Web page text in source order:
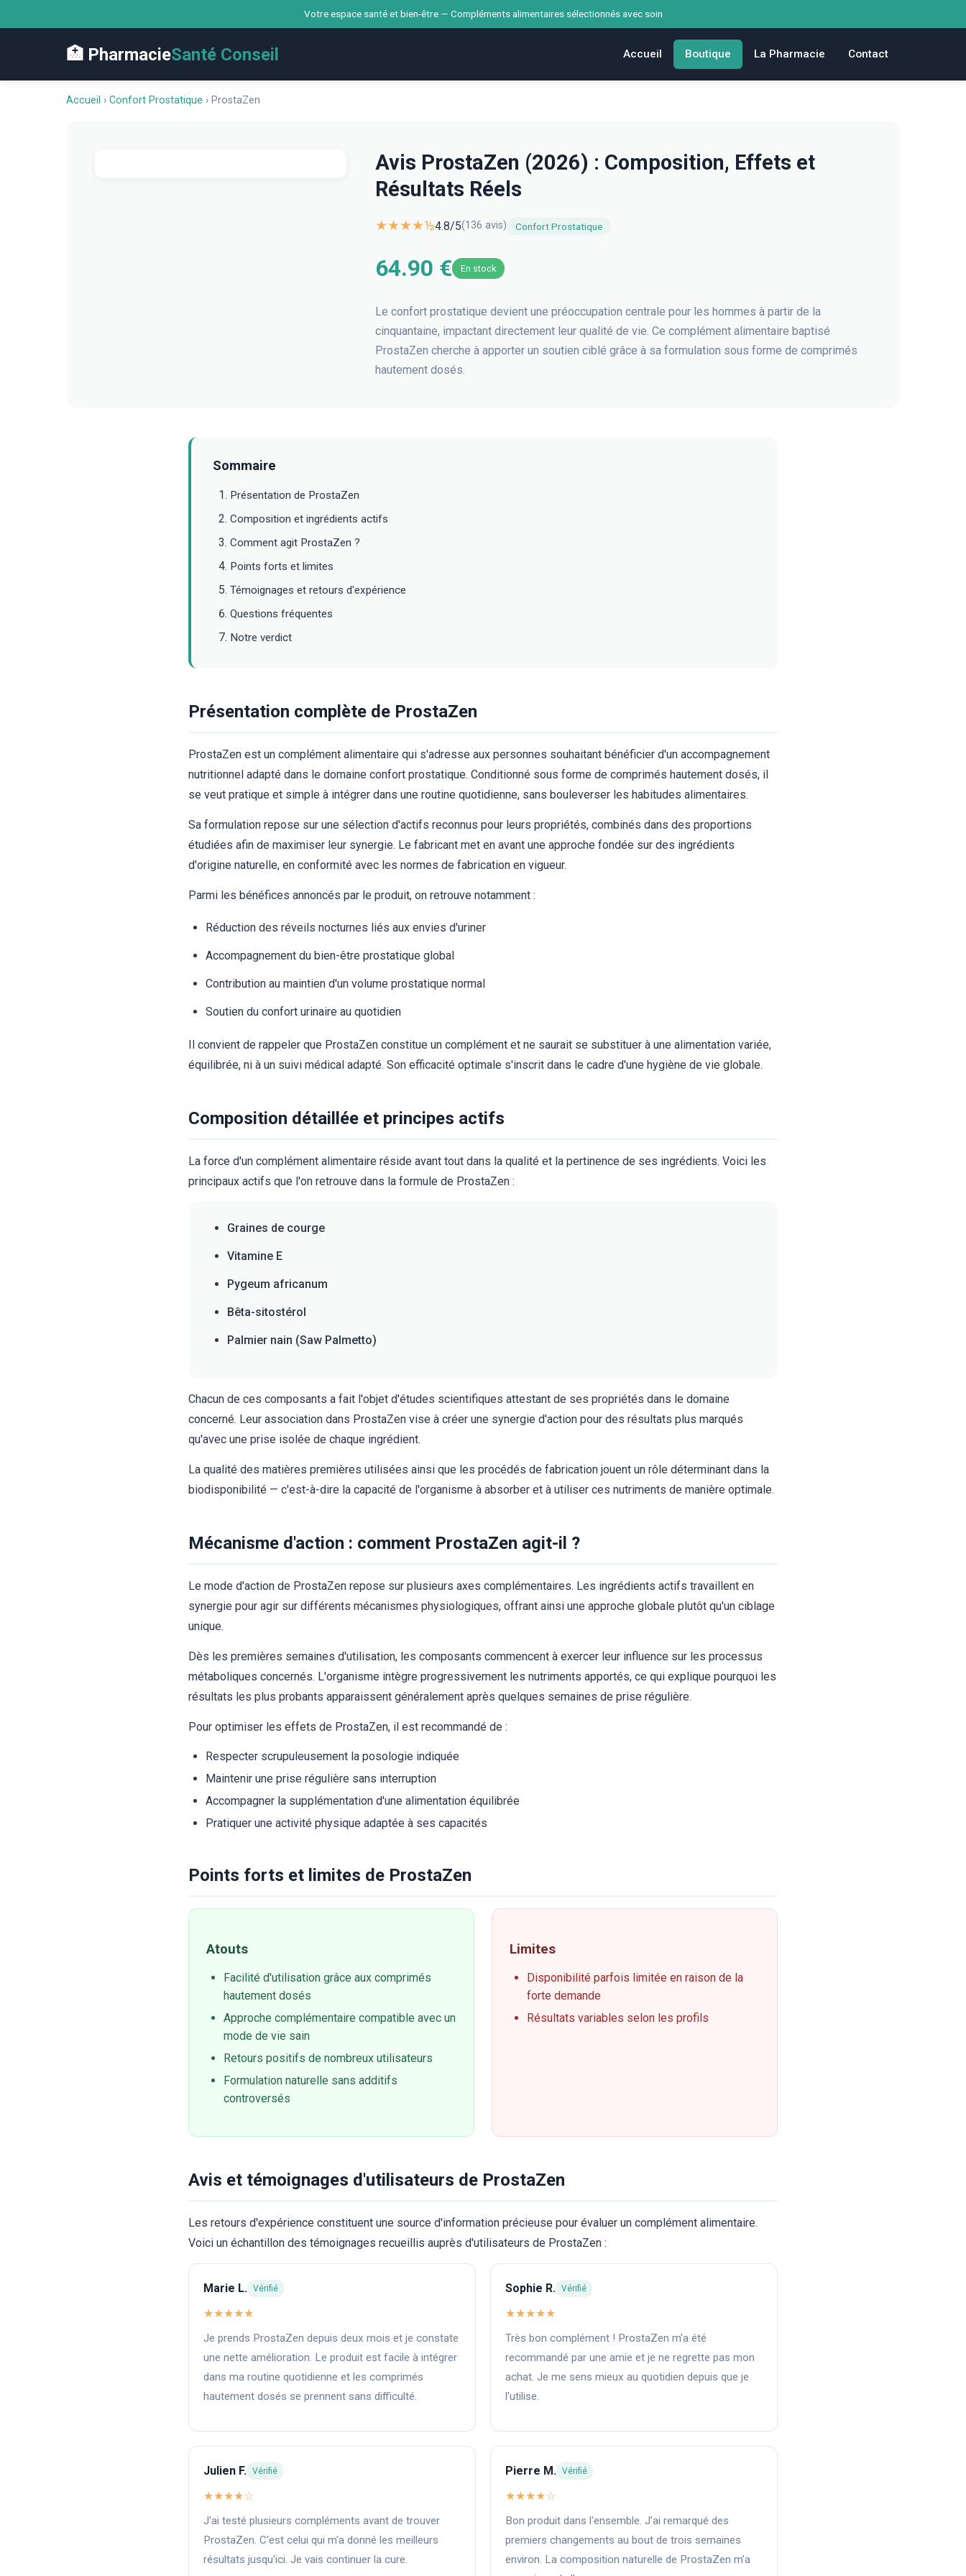
Votre espace santé et bien-être — Compléments alimentaires sélectionnés avec soin
🏥 PharmacieSanté Conseil Accueil Boutique La Pharmacie Contact
Accueil › Confort Prostatique › ProstaZen
Avis ProstaZen (2026) : Composition, Effets et
Résultats Réels
★★★★½4.8/5(136 avis) Confort Prostatique
64.90 € En stock
Le confort prostatique devient une préoccupation centrale pour les hommes à partir de la
cinquantaine, impactant directement leur qualité de vie. Ce complément alimentaire baptisé
ProstaZen cherche à apporter un soutien ciblé grâce à sa formulation sous forme de comprimés
hautement dosés.
Sommaire
Présentation de ProstaZen
Composition et ingrédients actifs
Comment agit ProstaZen ?
Points forts et limites
Témoignages et retours d'expérience
Questions fréquentes
Notre verdict
Présentation complète de ProstaZen
ProstaZen est un complément alimentaire qui s'adresse aux personnes souhaitant bénéficier d'un accompagnement
nutritionnel adapté dans le domaine confort prostatique. Conditionné sous forme de comprimés hautement dosés, il
se veut pratique et simple à intégrer dans une routine quotidienne, sans bouleverser les habitudes alimentaires.
Sa formulation repose sur une sélection d'actifs reconnus pour leurs propriétés, combinés dans des proportions
étudiées afin de maximiser leur synergie. Le fabricant met en avant une approche fondée sur des ingrédients
d'origine naturelle, en conformité avec les normes de fabrication en vigueur.
Parmi les bénéfices annoncés par le produit, on retrouve notamment :
Réduction des réveils nocturnes liés aux envies d'uriner
Accompagnement du bien-être prostatique global
Contribution au maintien d'un volume prostatique normal
Soutien du confort urinaire au quotidien
Il convient de rappeler que ProstaZen constitue un complément et ne saurait se substituer à une alimentation variée,
équilibrée, ni à un suivi médical adapté. Son efficacité optimale s'inscrit dans le cadre d'une hygiène de vie globale.
Composition détaillée et principes actifs
La force d'un complément alimentaire réside avant tout dans la qualité et la pertinence de ses ingrédients. Voici les
principaux actifs que l'on retrouve dans la formule de ProstaZen :
Graines de courge
Vitamine E
Pygeum africanum
Bêta-sitostérol
Palmier nain (Saw Palmetto)
Chacun de ces composants a fait l'objet d'études scientifiques attestant de ses propriétés dans le domaine
concerné. Leur association dans ProstaZen vise à créer une synergie d'action pour des résultats plus marqués
qu'avec une prise isolée de chaque ingrédient.
La qualité des matières premières utilisées ainsi que les procédés de fabrication jouent un rôle déterminant dans la
biodisponibilité — c'est-à-dire la capacité de l'organisme à absorber et à utiliser ces nutriments de manière optimale.
Mécanisme d'action : comment ProstaZen agit-il ?
Le mode d'action de ProstaZen repose sur plusieurs axes complémentaires. Les ingrédients actifs travaillent en
synergie pour agir sur différents mécanismes physiologiques, offrant ainsi une approche globale plutôt qu'un ciblage
unique.
Dès les premières semaines d'utilisation, les composants commencent à exercer leur influence sur les processus
métaboliques concernés. L'organisme intègre progressivement les nutriments apportés, ce qui explique pourquoi les
résultats les plus probants apparaissent généralement après quelques semaines de prise régulière.
Pour optimiser les effets de ProstaZen, il est recommandé de :
Respecter scrupuleusement la posologie indiquée
Maintenir une prise régulière sans interruption
Accompagner la supplémentation d'une alimentation équilibrée
Pratiquer une activité physique adaptée à ses capacités
Points forts et limites de ProstaZen
Atouts
Facilité d'utilisation grâce aux comprimés
hautement dosés
Approche complémentaire compatible avec un
mode de vie sain
Retours positifs de nombreux utilisateurs
Formulation naturelle sans additifs
controversés
Limites
Disponibilité parfois limitée en raison de la
forte demande
Résultats variables selon les profils
Avis et témoignages d'utilisateurs de ProstaZen
Les retours d'expérience constituent une source d'information précieuse pour évaluer un complément alimentaire.
Voici un échantillon des témoignages recueillis auprès d'utilisateurs de ProstaZen :
Marie L. Vérifié
★★★★★
Je prends ProstaZen depuis deux mois et je constate
une nette amélioration. Le produit est facile à intégrer
dans ma routine quotidienne et les comprimés
hautement dosés se prennent sans difficulté.
Sophie R. Vérifié
★★★★★
Très bon complément ! ProstaZen m'a été
recommandé par une amie et je ne regrette pas mon
achat. Je me sens mieux au quotidien depuis que je
l'utilise.
Julien F. Vérifié
★★★★☆
J'ai testé plusieurs compléments avant de trouver
ProstaZen. C'est celui qui m'a donné les meilleurs
résultats jusqu'ici. Je vais continuer la cure.
Pierre M. Vérifié
★★★★☆
Bon produit dans l'ensemble. J'ai remarqué des
premiers changements au bout de trois semaines
environ. La composition naturelle de ProstaZen m'a